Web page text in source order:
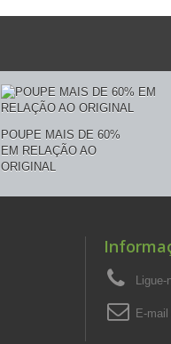
POUPE MAIS DE 60%
EM RELAÇÃO AO
ORIGINAL
Ligue-
E-mail